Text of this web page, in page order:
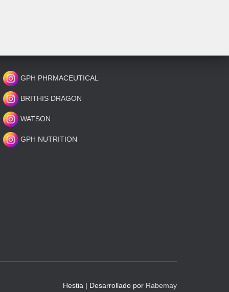
GPH PHRMACEUTICAL
BRITHIS DRAGON
WATSON
GPH NUTRITION
Hestia | Desarrollado por Rabemay